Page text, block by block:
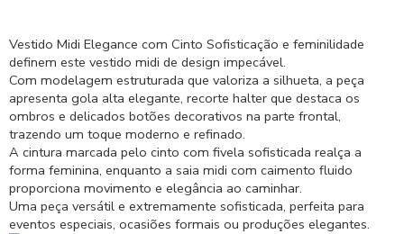
Vestido Midi Elegance com Cinto Sofisticação e feminilidade
definem este vestido midi de design impecável.
Com modelagem estruturada que valoriza a silhueta, a peça
apresenta gola alta elegante, recorte halter que destaca os
ombros e delicados botões decorativos na parte frontal,
trazendo um toque moderno e refinado.
A cintura marcada pelo cinto com fivela sofisticada realça a
forma feminina, enquanto a saia midi com caimento fluido
proporciona movimento e elegância ao caminhar.
Uma peça versátil e extremamente sofisticada, perfeita para
eventos especiais, ocasiões formais ou produções elegantes.